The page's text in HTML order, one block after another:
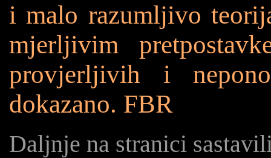
i malo razumljivo
mjerljivim
provjerljivih i
dokazano. FBR
Daljnje na stranici